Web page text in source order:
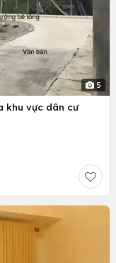
5
khu vực dân cư